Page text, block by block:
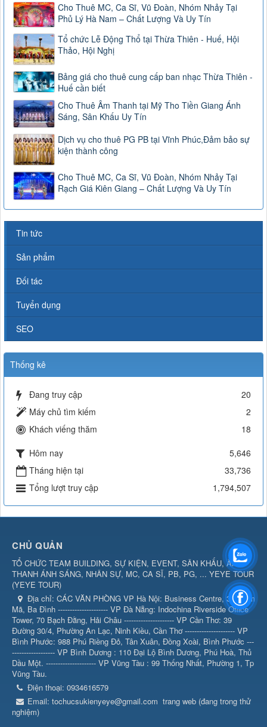
Cho Thuê MC, Ca Sĩ, Vũ Đoàn, Nhóm Nhảy Tại
Phủ Lý Hà Nam – Chất Lượng Và Uy Tín
Tổ chức Lễ Động Thổ tại Thừa Thiên - Huế, Hội
Thảo, Hội Nghị
Bảng giá cho thuê cung cấp ban nhạc Thừa Thiên -
Huế cần biết
Cho Thuê Âm Thanh tại Mỹ Tho Tiền Giang Ánh
Sáng, Sân Khấu Uy Tín
Dịch vụ cho thuê PG PB tại Vĩnh Phúc,Đảm bảo sự
kiện thành công
Cho Thuê MC, Ca Sĩ, Vũ Đoàn, Nhóm Nhảy Tại
Rạch Giá Kiên Giang – Chất Lượng Và Uy Tín
Tin tức
Sản phẩm
Đối tác
Tuyển dụng
SEO
Thống kê
Đang truy cập
20
Máy chủ tìm kiếm
2
Khách viếng thăm
18
Hôm nay
5,646
Tháng hiện tại
33,736
Tổng lượt truy cập
1,794,507
CHỦ QUẢN
TỔ CHỨC TEAM BUILDING, SỰ KIỆN, EVENT, SÂN KHẤU, ÂM
THANH ÁNH SÁNG, NHÂN SỰ, MC, CA SĨ, PB, PG, ... YEYE TOUR
(YEYE TOUR)
Địa chỉ: CÁC VĂN PHÒNG VP Hà Nội: Business Centre, 360 Kim
Mã, Ba Đình --------------------- VP Đà Nẵng: Indochina Riverside Office
Tower, 70 Bạch Đằng, Hải Châu --------------------- VP Cần Thơ: 39
Đường 30/4, Phường An Lạc, Ninh Kiều, Cần Thơ --------------------- VP
Bình Phước: 988 Phú Riềng Đỏ, Tân Xuân, Đồng Xoài, Bình Phước ---
------------------ VP Bình Dương : 110 Đại Lộ Bình Dương, Phú Hoà, Thủ
Dầu Một. --------------------- VP Vũng Tàu : 99 Thống Nhất, Phường 1, Tp
Vũng Tàu.
Điện thoại: 0934616579
Email: tochucsukienyeye@gmail.com trang web (đang trong thử
nghiệm)